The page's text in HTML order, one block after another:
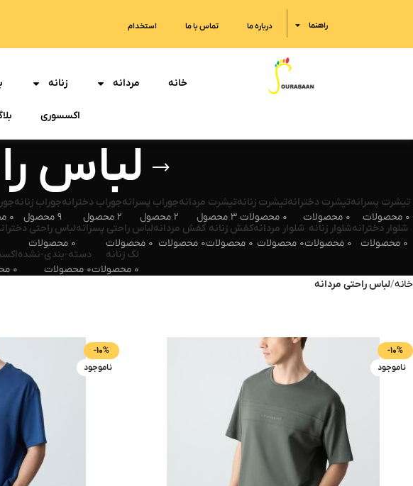
راهنما درباره ما تماس با ما استخدام
خانه مردانه زنانه
اکسسوری
لباس
تیشرت پسرانه
0 محصولات
تیشرت دخترانه
0 محصولات
تیشرت زنانه
0 محصولات
تیشرت مردانه
3 محصول
جوراب پسرانه
2 محصول
جوراب دخترانه
2 محصول
جوراب زنانه
9 محصول
0 محصولات
شلوار دخترانه
0 محصولات
شلوار زنانه
0 محصولات
شلوار مردانه
0 محصولات
کفش زنانه
0 محصولات
کفش مردانه
0 محصولات
لباس راحتی پسرانه
0 محصولات
لباس راحتی
0 محصولات
لگ زنانه
0 محصولات
دسته-بندی-نشده
0 محصولات
0 محصولات
خانه لباس راحتی مردانه
-10%
ناموجود
-10%
ناموجود